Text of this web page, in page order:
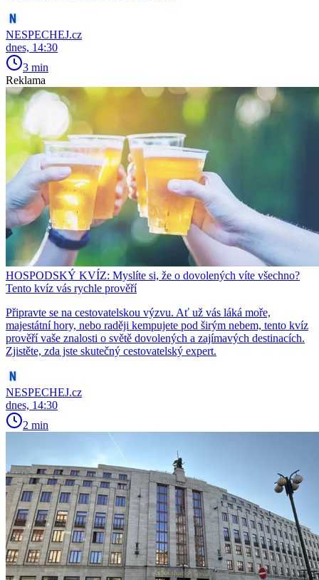
NESPECHEJ.cz
dnes, 14:30
3 min
Reklama
HOSPODSKÝ KVÍZ: Myslíte si, že o dovolených víte všechno?
Tento kvíz vás rychle prověří
Připravte se na cestovatelskou výzvu. Ať už vás láká moře,
majestátní hory, nebo raději kempujete pod širým nebem, tento kvíz
prověří vaše znalosti o světě dovolených a zajímavých destinacích.
Zjistěte, zda jste skutečný cestovatelský expert.
NESPECHEJ.cz
dnes, 14:30
2 min